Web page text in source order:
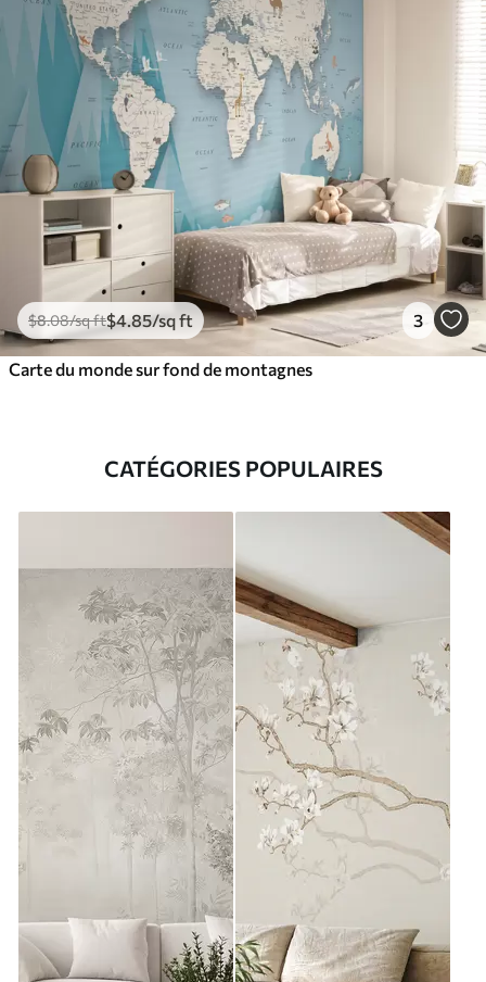
$8.08/sq ft$4.85/sq ft 3
Carte du monde sur fond de montagnes
CATÉGORIES POPULAIRES